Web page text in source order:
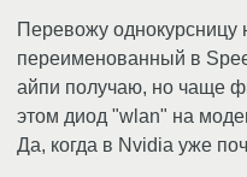
Перевожу однокурсницу
переименованный в
айпи получаю, но чаще
этом диод "wlan" на
Да, когда в Nvidia уже